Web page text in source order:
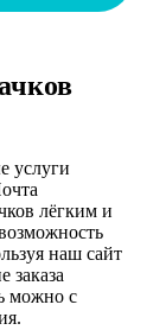
услуги
лёгким и
наш сайт
заказа
можно с